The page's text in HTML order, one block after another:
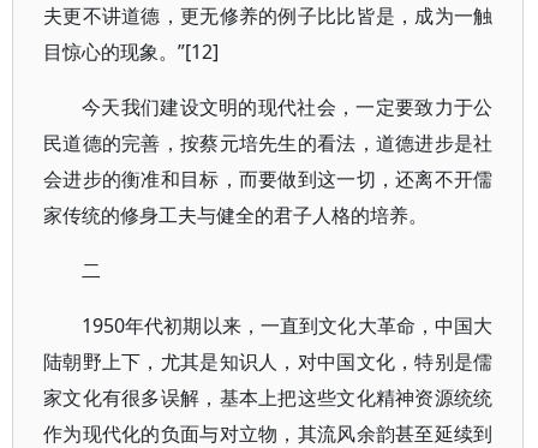
夫更不讲道德，更无修养的例子比比皆是，成为一触
目惊心的现象。”[12]
今天我们建设文明的现代社会，一定要致力于公
民道德的完善，按蔡元培先生的看法，道德进步是社
会进步的衡准和目标，而要做到这一切，还离不开儒
家传统的修身工夫与健全的君子人格的培养。
二
1950年代初期以来，一直到文化大革命，中国大
陆朝野上下，尤其是知识人，对中国文化，特别是儒
家文化有很多误解，基本上把这些文化精神资源统统
作为现代化的负面与对立物，其流风余韵甚至延续到